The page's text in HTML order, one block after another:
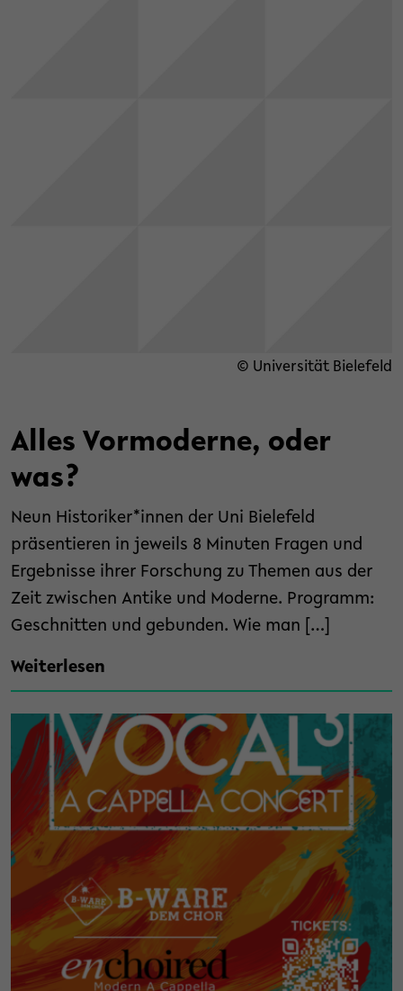
© Universität Bielefeld
Alles Vormoderne, oder
was?
Neun Historiker*innen der Uni Bielefeld
präsentieren in jeweils 8 Minuten Fragen und
Ergebnisse ihrer Forschung zu Themen aus der
Zeit zwischen Antike und Moderne. Programm:
Geschnitten und gebunden. Wie man […]
Weiterlesen